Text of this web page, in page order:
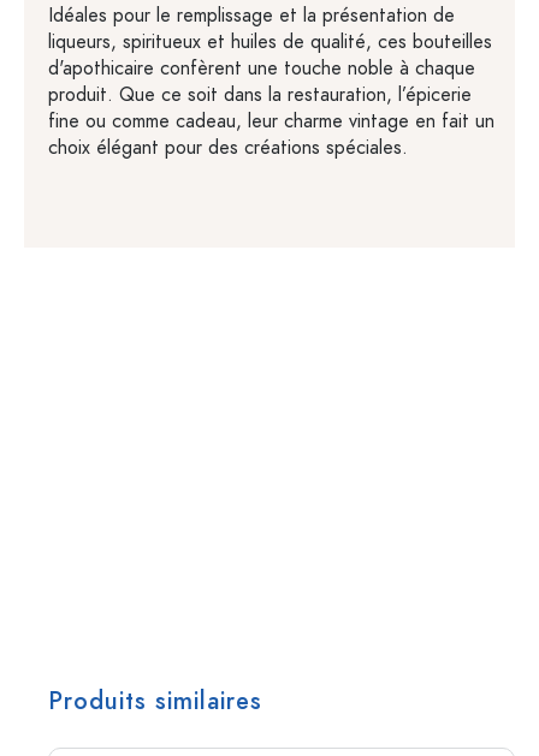
Idéales pour le remplissage et la présentation de
liqueurs, spiritueux et huiles de qualité, ces bouteilles
d'apothicaire confèrent une touche noble à chaque
produit. Que ce soit dans la restauration, l’épicerie
fine ou comme cadeau, leur charme vintage en fait un
choix élégant pour des créations spéciales.
Produits similaires